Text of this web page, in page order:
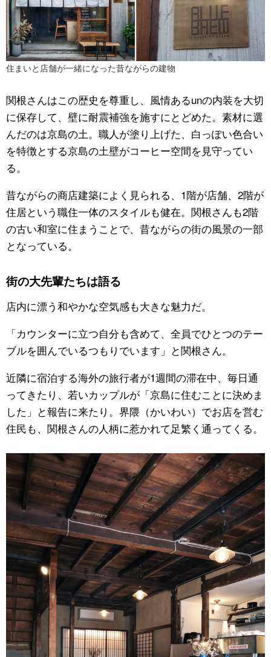
住まいと店舗が一緒になった昔ながらの建物
関根さんはこの歴史を尊重し、風情あるunの内装を大切
に保存して、壁に耐震補強を施すにとどめた。素材に選
んだのは京島の土。職人が塗り上げた、白っぽい色合い
を特徴とする京島の土壁がコーヒー空間を見守ってい
る。
昔ながらの商店建築によく見られる、1階が店舗、2階が
住居という職住一体のスタイルも健在。関根さんも2階
の古い和室に住まうことで、昔ながらの街の風景の一部
となっている。
街の大先輩たちは語る
店内に漂う和やかな空気感も大きな魅力だ。
「カウンターに立つ自分も含めて、全員でひとつのテー
ブルを囲んでいるつもりでいます」と関根さん。
近隣に宿泊する海外の旅行者が1週間の滞在中、毎日通
ってきたり、若いカップルが「京島に住むことに決めま
した」と報告に来たり。界隈（かいわい）でお店を営む
住民も、関根さんの人柄に惹かれて足繁く通ってくる。